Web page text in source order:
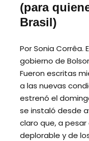
(para
Brasil)
Por Sonia Corrêa.
gobierno de
Fueron escritas
a las nuevas
estrenó el
se instaló desde
claro que, a
deplorable y de